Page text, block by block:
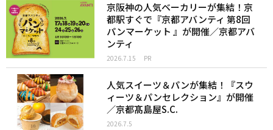
京阪神の人気ベーカリーが集結！京
都駅すぐで『京都アバンティ 第8回
パンマーケット 』が開催／京都アバ
ンティ
2026.7.15 PR
人気スイーツ＆パンが集結！『スウ
ィーツ＆パンセレクション』が開催
／京都髙島屋S.C.
2026.7.5